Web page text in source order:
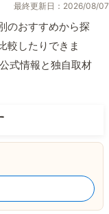
最終更新日：2026/08/07
のおすすめから探
較したりできま
式情報と独自取材